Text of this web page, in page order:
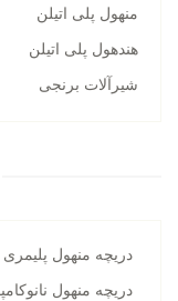
منهول پلی اتیلن
هندهول پلی اتیلن
شیرآلات برنجی
دریچه منهول پلیمری
دریچه منهول